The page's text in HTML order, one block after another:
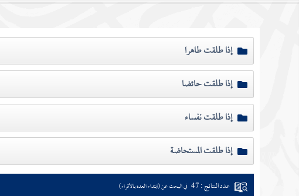
إذا طلقت طاهرا
إذا طلقت حائضا
إذا طلقت نفساء
إذا طلقت المستحاضة
عدد النتائج : 47 في البحث عن (ابتداء العدة بالأقراء)